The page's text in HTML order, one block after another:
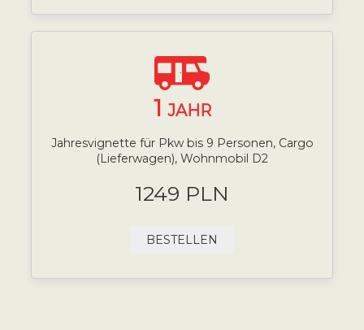
1 JAHR
Jahresvignette für Pkw bis 9 Personen, Cargo
(Lieferwagen), Wohnmobil D2
1249 PLN
BESTELLEN